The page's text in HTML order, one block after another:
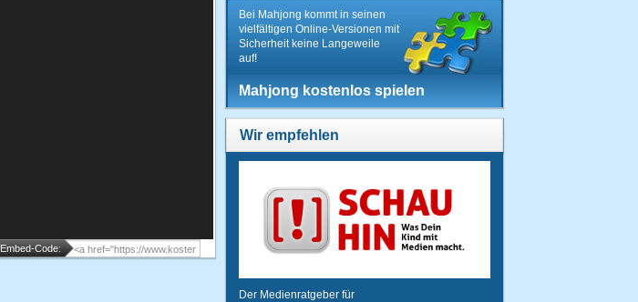
Embed-Code:
Bei Mahjong kommt in seinen
vielfältigen Online-Versionen mit
Sicherheit keine Langeweile
auf!
Mahjong kostenlos spielen
Wir empfehlen
Der Medienratgeber für